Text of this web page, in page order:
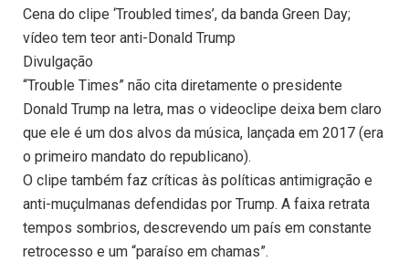
Cena do clipe ‘Troubled times’, da banda Green Day;
vídeo tem teor anti-Donald Trump
Divulgação
“Trouble Times” não cita diretamente o presidente
Donald Trump na letra, mas o videoclipe deixa bem claro
que ele é um dos alvos da música, lançada em 2017 (era
o primeiro mandato do republicano).
O clipe também faz críticas às políticas antimigração e
anti-muçulmanas defendidas por Trump. A faixa retrata
tempos sombrios, descrevendo um país em constante
retrocesso e um “paraíso em chamas”.